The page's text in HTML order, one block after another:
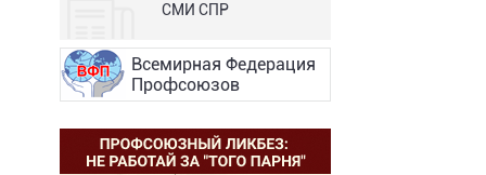
СМИ СПР
Всемирная Федерация
Профсоюзов